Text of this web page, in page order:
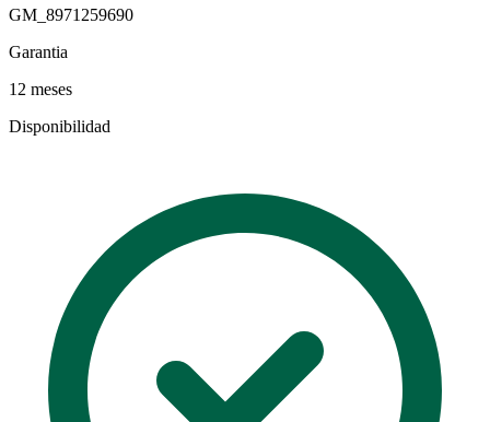
GM_8971259690
Garantia
12 meses
Disponibilidad